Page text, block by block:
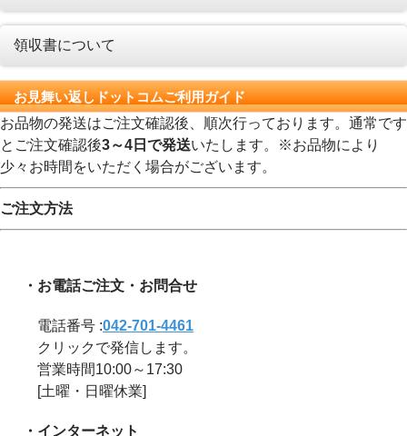
領収書について
お見舞い返しドットコムご利用ガイド
お品物の発送はご注文確認後、順次行っております。通常です
とご注文確認後3～4日で発送いたします。※お品物により
少々お時間をいただく場合がございます。
ご注文方法
・お電話ご注文・お問合せ
電話番号 :042-701-4461
クリックで発信します。
営業時間10:00～17:30
[土曜・日曜休業]
・インターネット